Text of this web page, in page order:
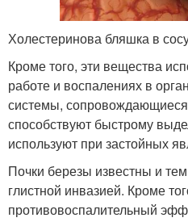
Холестеринова бляшка в
Кроме того, эти вещества
работе и воспалениях в
системы,
способствуют быстрому
используют при застойных
Почки березы известны и
глистной инвазией. Кроме
противовоспалительный